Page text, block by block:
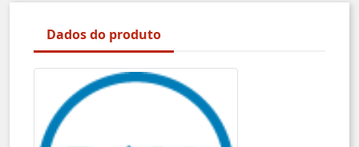
Dados do produto